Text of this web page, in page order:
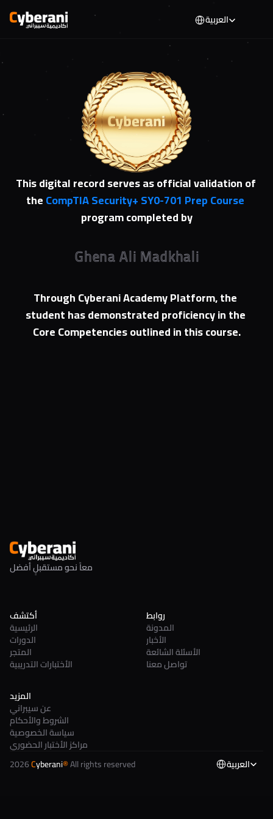
العربية
This digital record serves as official validation of
the CompTIA Security+ SY0-701 Prep Course
program completed by
Ghena Ali Madkhali
Ghena Ali Madkhali
Ghena Ali Madkhali
Through Cyberani Academy Platform, the
student has demonstrated proficiency in the
Core Competencies outlined in this course.
معاً نحو مستقبلٍ أفضل
أكتشف
الرئيسية
الدورات
المتجر
الأختبارات التدريبية
روابط
المدونة
الأخبار
الأسئلة الشائعة
تواصل معنا
المزيد
عن سيبراني
الشروط والأحكام
سياسة الخصوصية
مراكز الأختبار الحضوري
2026 Cyberani® All rights reserved Select Language
العربية